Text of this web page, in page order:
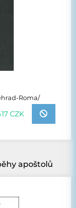
Roma/
CZK
apoštolů